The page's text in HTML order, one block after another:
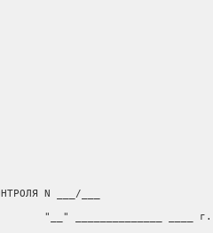
N ___/___
"__" ______________ ____ г.